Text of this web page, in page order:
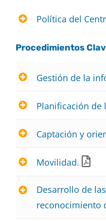
Política del
Procedimientos
Gestión de la
Planificación de
Captación y
Movilidad.
Desarrollo de
reconocimiento